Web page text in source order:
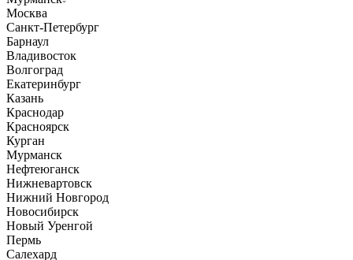
Москва
Санкт-Петербург
Барнаул
Владивосток
Волгоград
Екатеринбург
Казань
Краснодар
Красноярск
Курган
Мурманск
Нефтеюганск
Нижневартовск
Нижний Новгород
Новосибирск
Новый Уренгой
Пермь
Салехард